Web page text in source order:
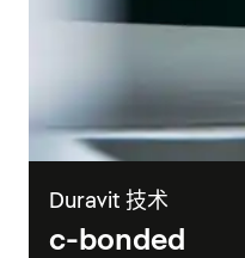
Duravit 技术
c-bonded